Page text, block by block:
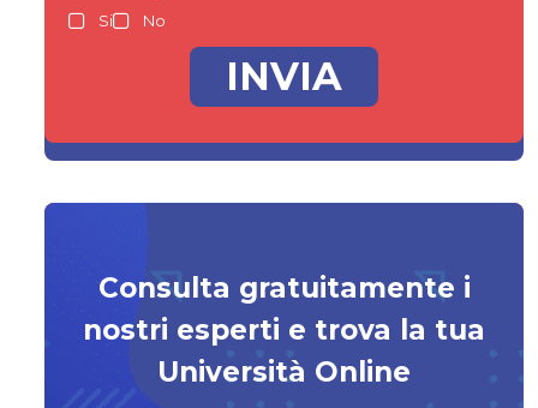
Si
No
Consulta gratuitamente i
nostri esperti e trova la tua
Università Online